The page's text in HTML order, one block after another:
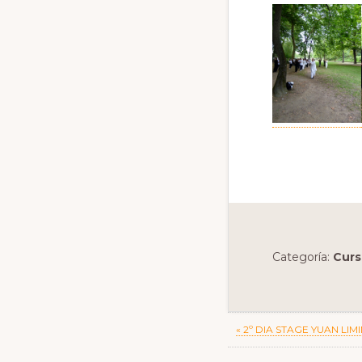
Categoría:
Previous
Post:
« 2º DIA STAGE YUAN